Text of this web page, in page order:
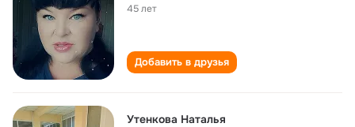
45 лет
Добавить в друзья
Утенкова Наталья